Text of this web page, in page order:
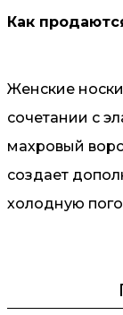
Как
Женские
сочетании с
махровый
создает
холодную